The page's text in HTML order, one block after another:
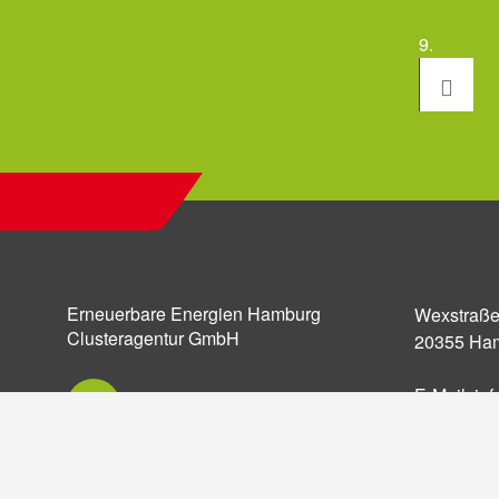
9.
Erneuerbare Energien Hamburg
Clusteragentur GmbH
20355
E-Mail: